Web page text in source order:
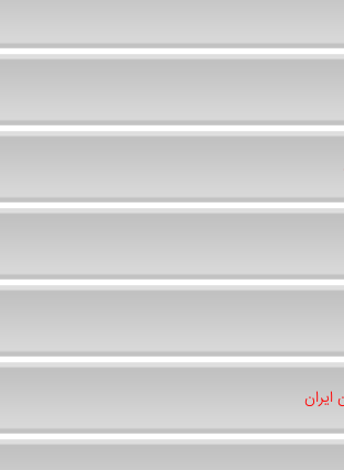
ایران